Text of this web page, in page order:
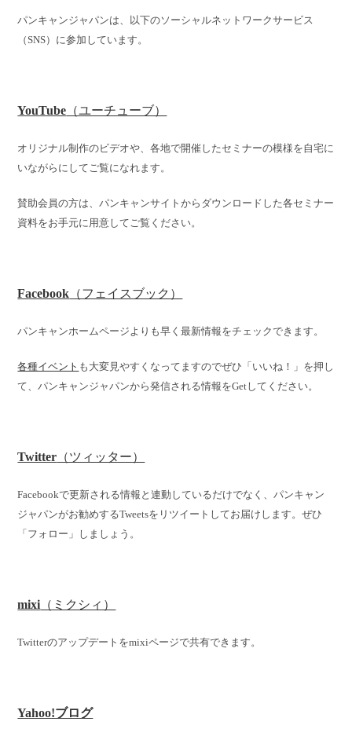
パンキャンジャパンは、以下のソーシャルネットワークサービス
（SNS）に参加しています。
YouTube （ユーチューブ）
オリジナル制作のビデオや、各地で開催したセミナーの模様を自宅に
いながらにしてご覧になれます。
賛助会員の方は、パンキャンサイトからダウンロードした各セミナー
資料をお手元に用意してご覧ください。
Facebook （フェイスブック）
パンキャンホームページよりも早く最新情報をチェックできます。
各種イベント も大変見やすくなってますのでぜひ「いいね！」を押し
て、パンキャンジャパンから発信される情報をGetしてください。
Twitter （ツィッター）
Facebookで更新される情報と連動しているだけでなく、パンキャン
ジャパンがお勧めするTweetsをリツイートしてお届けします。ぜひ
「フォロー」しましょう。
mixi （ミクシィ）
Twitterのアップデートをmixiページで共有できます。
Yahoo!ブログ